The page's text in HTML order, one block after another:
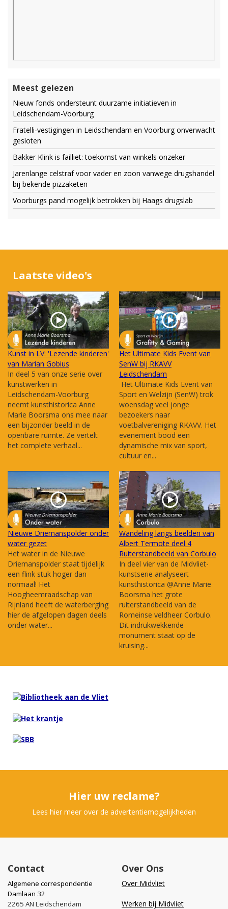
Meest gelezen
Nieuw fonds ondersteunt duurzame initiatieven in
Leidschendam-Voorburg
Fratelli-vestigingen in Leidschendam en Voorburg onverwacht
gesloten
Bakker Klink is failliet: toekomst van winkels onzeker
Jarenlange celstraf voor vader en zoon vanwege drugshandel
bij bekende pizzaketen
Voorburgs pand mogelijk betrokken bij Haags drugslab
Laatste video's
Kunst in LV: 'Lezende kinderen'
van Marian Gobius
In deel 5 van onze serie over
kunstwerken in
Leidschendam-Voorburg
neemt kunsthistorica Anne
Marie Boorsma ons mee naar
een bijzonder beeld in de
openbare ruimte. Ze vertelt
het complete verhaal...
Het Ultimate Kids Event van
SenW bij RKAVV
Leidschendam
Het Ultimate Kids Event van
Sport en Welzijn (SenW) trok
woensdag veel jonge
bezoekers naar
voetbalvereniging RKAVV. Het
evenement bood een
dynamische mix van sport,
cultuur en...
Nieuwe Driemanspolder onder
water gezet
Het water in de Nieuwe
Driemanspolder staat tijdelijk
een flink stuk hoger dan
normaal! Het
Hoogheemraadschap van
Rijnland heeft de waterberging
hier de afgelopen dagen deels
onder water...
Wandeling langs beelden van
Albert Termote deel 4
Ruiterstandbeeld van Corbulo
In deel vier van de Midvliet-
kunstserie analyseert
kunsthistorica @Anne Marie
Boorsma het grote
ruiterstandbeeld van de
Romeinse veldheer Corbulo.
Dit indrukwekkende
monument staat op de
kruising...
Hier uw reclame?
Lees hier meer over de advertentiemogelijkheden
Contact
Algemene correspondentie
Damlaan 32
2265 AN Leidschendam
Over Ons
Over Midvliet
Werken bij Midvliet